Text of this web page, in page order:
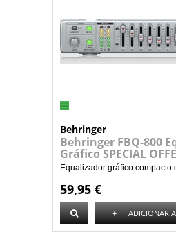
Behringer
Behringer FBQ-800
Gráfico SPECIAL
Equalizador gráfico compacto
59,95 €
+ ADICIONAR